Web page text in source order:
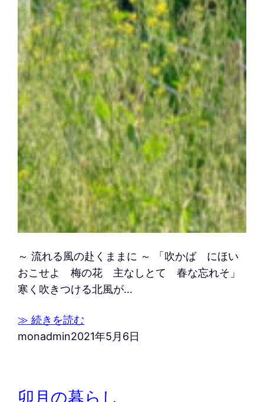
～ 流れる風の赴くままに ～ 「吹かば にほい
おこせよ 梅の花 主なしとて 春な忘れそ」
寒く吹きつける北風が…
≫ 続きを読む
monadmin2021年5月6日
卯月の暮らし